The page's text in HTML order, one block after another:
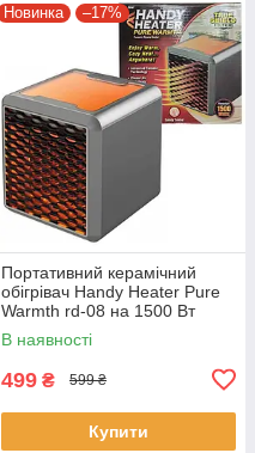
Новинка –17%
Портативний керамічний
обігрівач Handy Heater Pure
Warmth rd-08 на 1500 Вт
В наявності
499 ₴ 599 ₴
Купити